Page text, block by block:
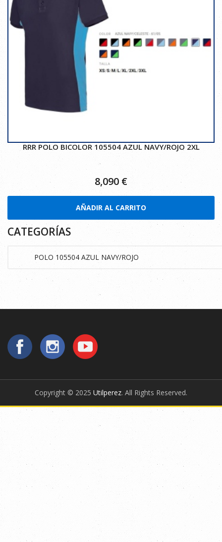
RRR POLO BICOLOR 105504 AZUL NAVY/ROJO 2XL
8,090 €
AÑADIR AL CARRITO
CATEGORÍAS
Copyright © 2025 Utilperez. All Rights Reserved.